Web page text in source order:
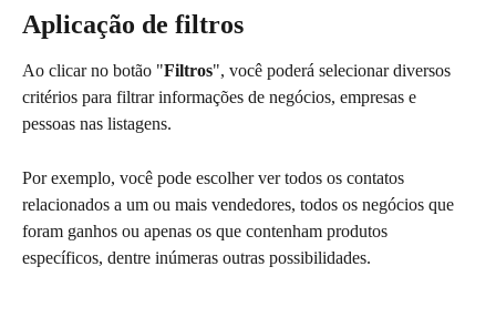
Aplicação de filtros
Ao clicar no botão "Filtros", você poderá selecionar diversos
critérios para filtrar informações de negócios, empresas e
pessoas nas listagens.
Por exemplo, você pode escolher ver todos os contatos
relacionados a um ou mais vendedores, todos os negócios que
foram ganhos ou apenas os que contenham produtos
específicos, dentre inúmeras outras possibilidades.